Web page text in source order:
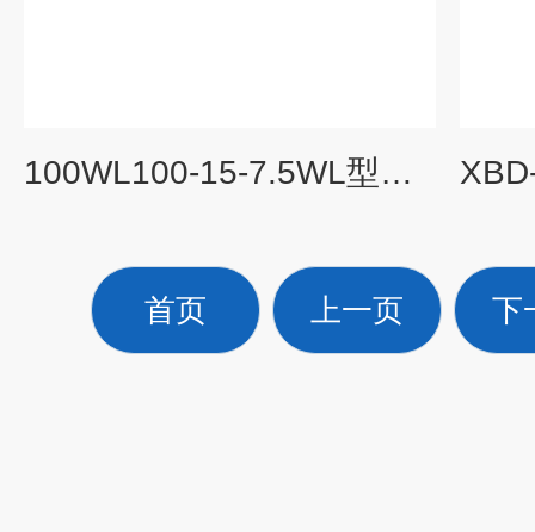
100WL100-15-7.5WL型立式便拆式排污泵
首页 上一页 下